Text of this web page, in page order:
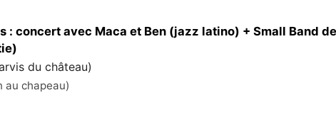
: concert avec Maca et Ben (jazz latino) + Small Band
du château)
chapeau)